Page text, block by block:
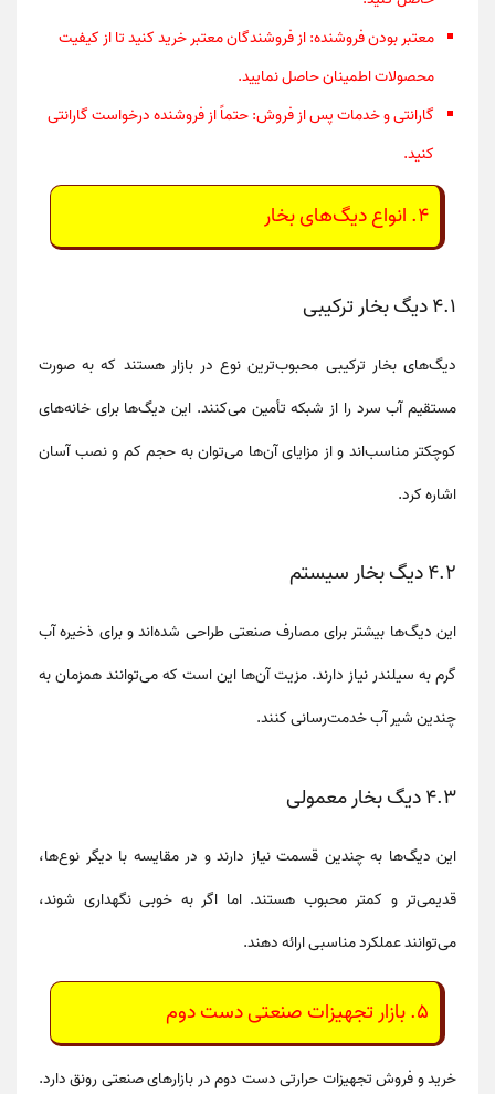
معتبر بودن فروشنده: از فروشندگان معتبر خرید کنید تا از کیفیت
محصولات اطمینان حاصل نمایید.
گارانتی و خدمات پس از فروش: حتماً از فروشنده درخواست گارانتی
کنید.
4. انواع دیگ‌های بخار
4.1 دیگ بخار ترکیبی
دیگ‌های بخار ترکیبی محبوب‌ترین نوع در بازار هستند که به صورت
مستقیم آب سرد را از شبکه تأمین می‌کنند. این دیگ‌ها برای خانه‌های
کوچکترمناسب‌اند و از مزایای آن‌ها می‌توان به حجم کم ونصب آسان
اشاره کرد.
4.2 دیگ بخار سیستم
این دیگ‌ها بیشتر برای مصارف صنعتی طراحی شده‌اند و برای ذخیره آب
گرم به سیلندرنیاز دارند. مزیت آن‌ها این است که می‌توانند همزمان به
چندین شیر آب خدمت‌رسانی کنند.
4.3 دیگ بخار معمولی
این دیگ‌ها به چندین قسمت نیاز دارند و در مقایسه با دیگر نوع‌ها،
قدیمی‌تر و کمتر محبوب هستند. اما اگر به خوبی نگهداری شوند،
می‌توانند عملکرد مناسبی ارائه دهند.
5. بازار تجهیزات صنعتی دست دوم
خرید و فروشتجهیزات حرارتی دست دومدر بازارهای صنعتی رونق دارد.